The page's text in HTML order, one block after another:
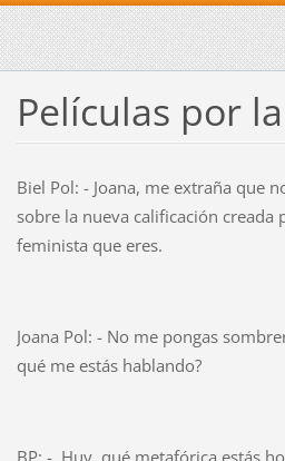
Películas por
Biel Pol: - Joana, me extraña que
sobre la nueva calificación creada
feminista que eres.
Joana Pol: - No me pongas
qué me estás hablando?
BP: - Huy, qué metafórica estás